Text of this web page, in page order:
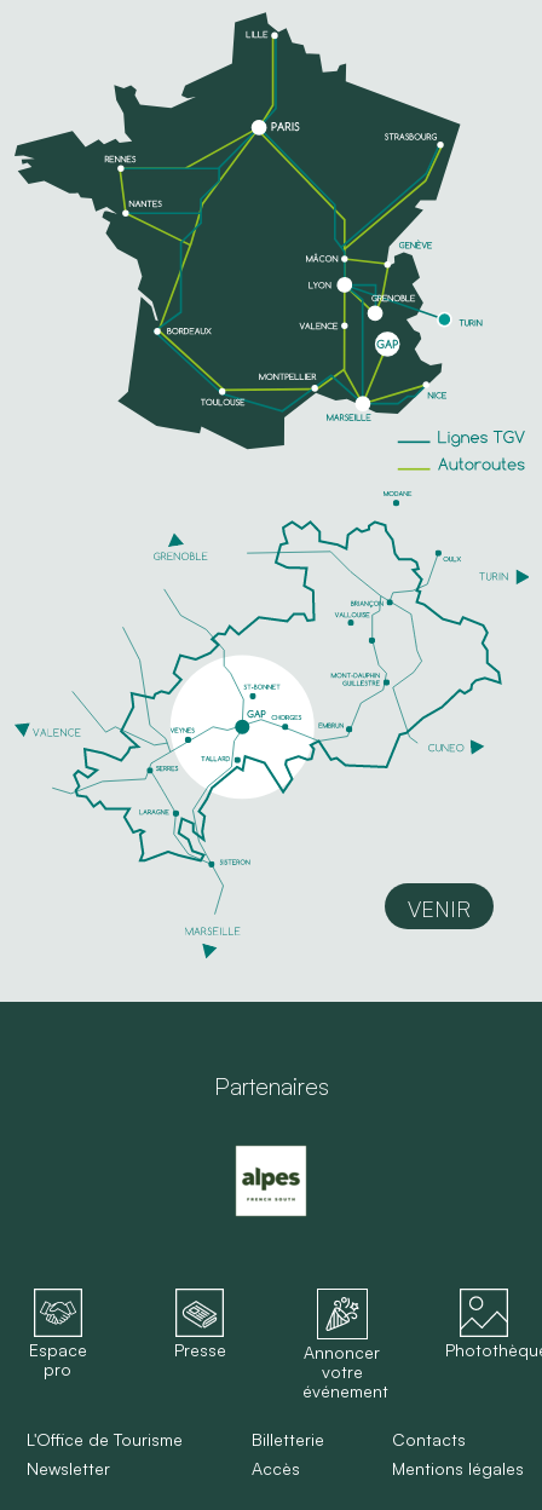
VENIR
Partenaires
Espace
pro
Presse
Annoncer
votre
événement
L'Office de Tourisme
Newsletter
Billetterie
Accès
Contacts
Mentions légales